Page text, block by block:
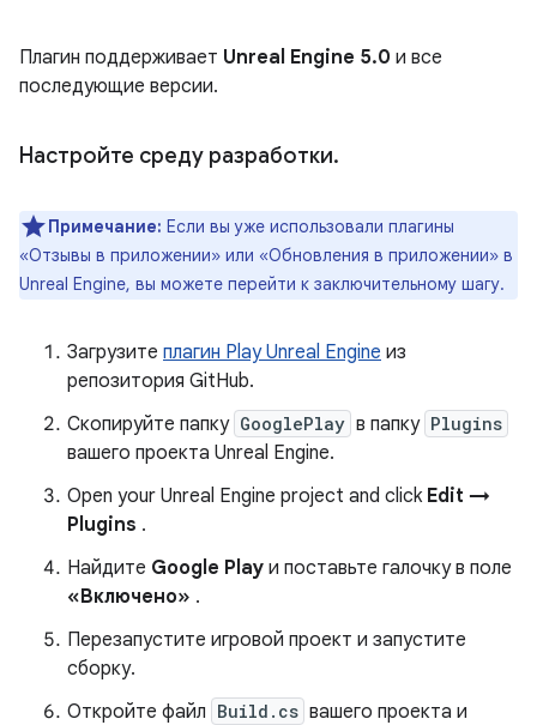
Плагин поддерживает Unreal Engine 5.0 и все
последующие версии.
Настройте среду разработки.
Примечание: Если вы уже использовали плагины
«Отзывы в приложении» или «Обновления в приложении» в
Unreal Engine, вы можете перейти к заключительному шагу.
Загрузите плагин Play Unreal Engine из
репозитория GitHub.
Скопируйте папку GooglePlay в папку Plugins
вашего проекта Unreal Engine.
Open your Unreal Engine project and click Edit →
Plugins .
Найдите Google Play и поставьте галочку в поле
«Включено» .
Перезапустите игровой проект и запустите
сборку.
Откройте файл Build.cs вашего проекта и